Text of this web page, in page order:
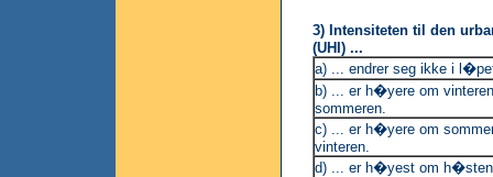
3) Intensiteten til den
(UHI) ...
a) ... endrer seg ikke i
b) ... er h�yere om
sommeren.
c) ... er h�yere om
vinteren.
d) ... er h�yest om